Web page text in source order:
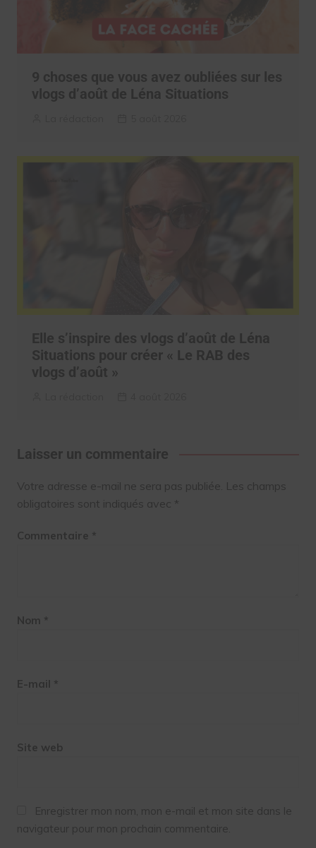
9 choses que vous avez oubliées sur les
vlogs d’août de Léna Situations
Elle s’inspire des vlogs d’août de Léna
Situations pour créer « Le RAB des
vlogs d’août »
Laisser un commentaire
Votre adresse e-mail ne sera pas publiée. Les champs
obligatoires sont indiqués avec *
Commentaire *
Nom *
E-mail *
Site web
Enregistrer mon nom, mon e-mail et mon site dans le
navigateur pour mon prochain commentaire.